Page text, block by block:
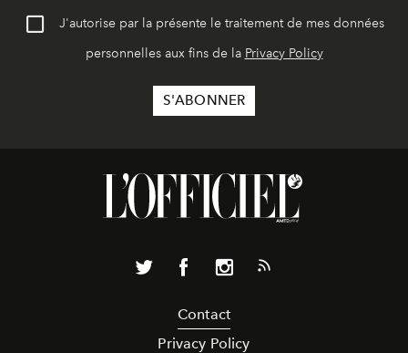
J'autorise par la présente le traitement de mes données
personnelles aux fins de la Privacy Policy
Contact
Privacy Policy